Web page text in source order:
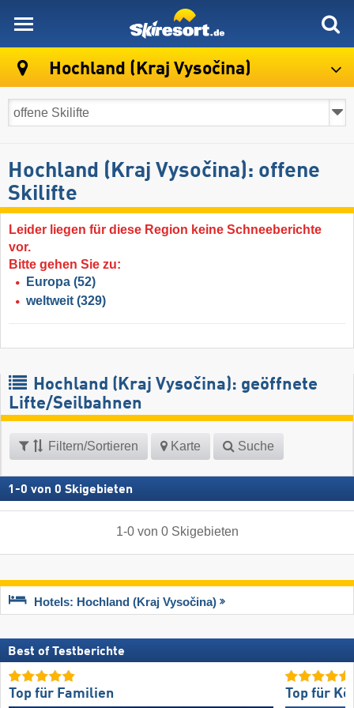
Hochland (Kraj Vysočina)
Hochland (Kraj Vysočina): offene
Skilifte
Leider liegen für diese Region keine Schneeberichte
vor.
Bitte gehen Sie zu:
Europa (52)
weltweit (329)
Hochland (Kraj Vysočina): geöffnete
Lifte/Seilbahnen
Filtern/Sortieren Karte Suche
1 -0 von 0 Skigebieten
1-0von 0 Skigebieten
Hotels: Hochland (Kraj Vysočina)
Best of Testberichte
Top für Familien Top für